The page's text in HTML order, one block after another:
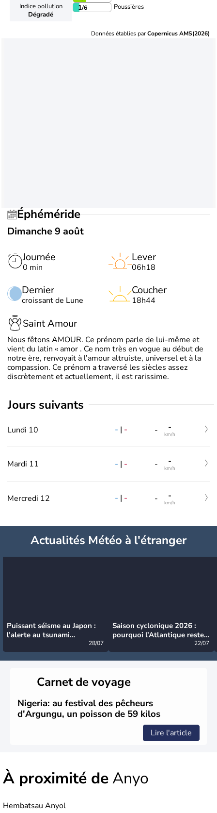
Indice pollution
Dégradé
1/6 Poussières
Données établies parCopernicus AMS(2026)
Éphéméride
Dimanche 9 août
Journée
0 min
Dernier
croissant de Lune
Lever
06h18
Coucher
18h44
Saint Amour
Nous fêtons AMOUR. Ce prénom parle de lui-même et
vient du latin « amor . Ce nom très en vogue au début de
notre ère, renvoyait à l’amour altruiste, universel et à la
compassion. Ce prénom a traversé les siècles assez
discrètement et actuellement, il est rarissime.
jours suivants
Lundi 10 - | - - -
km/h
Mardi 11 - | - - -
km/h
Mercredi 12 - | - - -
km/h
Actualités Météo à l'étranger
Puissant séisme au Japon :
l’alerte au tsunami
28/07
Saison cyclonique 2026 :
pourquoi l’Atlantique reste
22/07
Carnet de voyage
Nigeria: au festival des pêcheurs
d'Argungu, un poisson de 59 kilos
Lire l'article
À proximité deAnyo
Hembatsau Anyol